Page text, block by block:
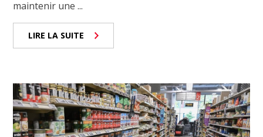
maintenir une ...
LIRE LA SUITE